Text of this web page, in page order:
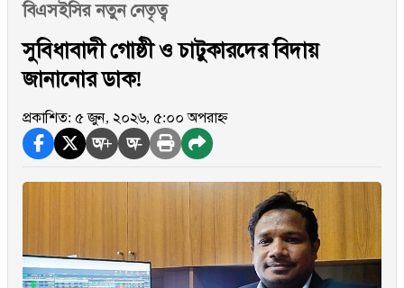
বিএসইসির নতুন নেতৃত্ব
সুবিধাবাদী গোষ্ঠী ও চাটুকারদের বিদায়
জানানোর ডাক!
প্রকাশিত: ৫ জুন, ২০২৬, ৫:০০ অপরাহ্ন
অ+ অ-